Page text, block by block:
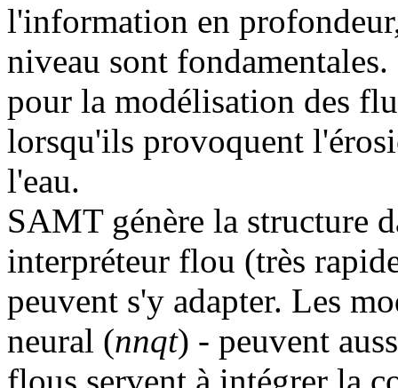
l'information en
niveau sont
pour la modélisation des
lorsqu'ils provoquent
l'eau.
SAMT génère la structure
interpréteur flou (très
peuvent s'y adapter. Les
neural (nnqt) - peuvent